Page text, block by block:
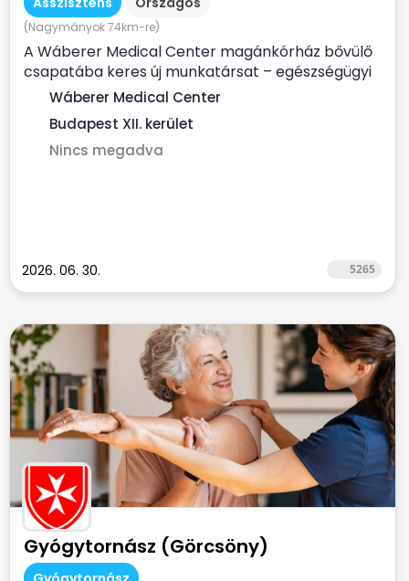
(Nagymányok 74km-re)
A Wáberer Medical Center magánkórház bővülő
csapatába keres új munkatársat – egészségügyi
asszisztensi...
Wáberer Medical Center
Budapest XII. kerület
Nincs megadva
2026. 06. 30. 5265
Gyógytornász (Görcsöny)